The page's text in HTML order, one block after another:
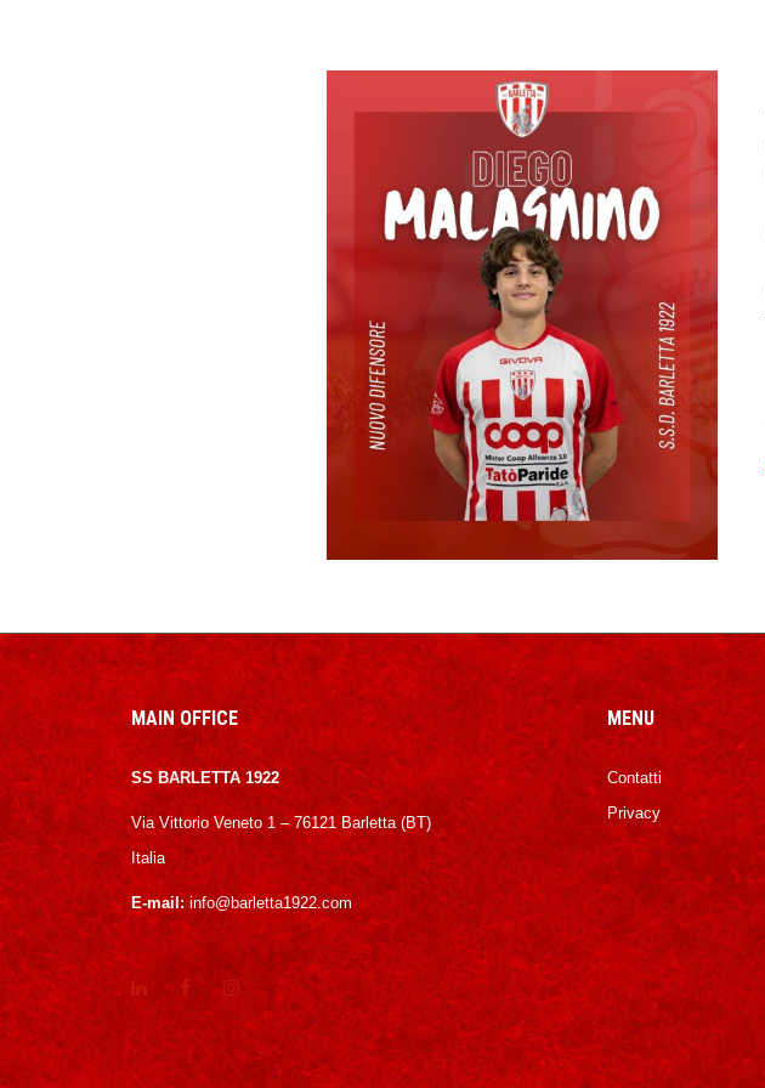
MAIN OFFICE
SS BARLETTA 1922
Via Vittorio Veneto 1 – 76121 Barletta (BT)
Italia
E-mail: info@barletta1922.com
MENU
Contatti
Privacy